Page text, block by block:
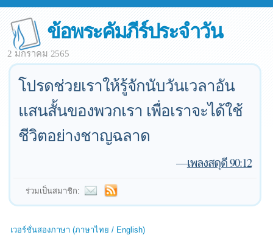
ข้อพระคัมภีร์ประจำวัน
2 มกราคม 2565
โปรดช่วยเราให้รู้จักนับวันเวลาอัน
แสนสั้นของพวกเรา เพื่อเราจะได้ใช้
ชีวิตอย่างชาญฉลาด
—เพลงสดุดี 90:12
ร่วมเป็นสมาชิก:
เวอร์ชั่นสองภาษา (ภาษาไทย / English)